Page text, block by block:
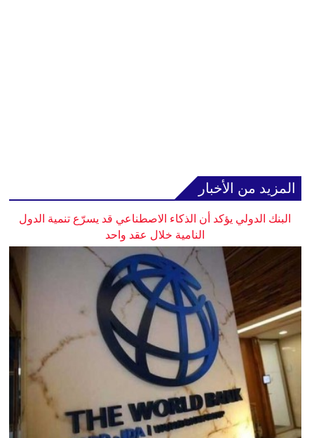
المزيد من الأخبار
البنك الدولي يؤكد أن الذكاء الاصطناعي قد يسرّع تنمية الدول
النامية خلال عقد واحد